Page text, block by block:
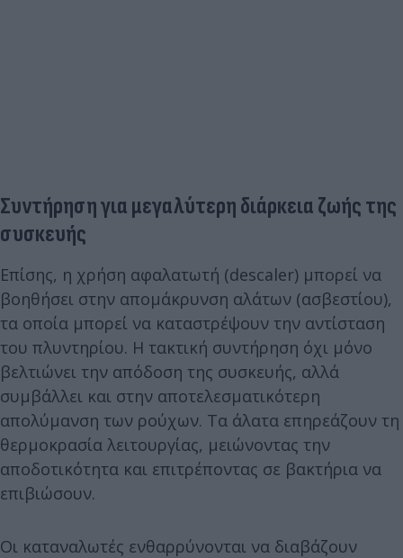
Συντήρηση για μεγαλύτερη διάρκεια ζωής της
συσκευής
Επίσης, η χρήση αφαλατωτή (descaler) μπορεί να
βοηθήσει στην απομάκρυνση αλάτων (ασβεστίου),
τα οποία μπορεί να καταστρέψουν την αντίσταση
του πλυντηρίου. Η τακτική συντήρηση όχι μόνο
βελτιώνει την απόδοση της συσκευής, αλλά
συμβάλλει και στην αποτελεσματικότερη
απολύμανση των ρούχων. Τα άλατα επηρεάζουν τη
θερμοκρασία λειτουργίας, μειώνοντας την
αποδοτικότητα και επιτρέποντας σε βακτήρια να
επιβιώσουν.
Οι καταναλωτές ενθαρρύνονται να διαβάζουν